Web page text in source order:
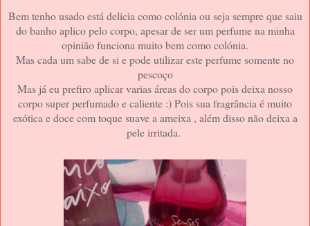
Bem tenho usado está delicia como colónia ou seja sempre que saiu
do banho aplico pelo corpo, apesar de ser um perfume na minha
opinião funciona muito bem como colónia.
Mas cada um sabe de si e pode utilizar este perfume somente no
pescoço
Mas já eu prefiro aplicar varias áreas do corpo pois deixa nosso
corpo super perfumado e caliente :) Pois sua fragrância é muito
exótica e doce com toque suave a ameixa , além disso não deixa a
pele irritada.